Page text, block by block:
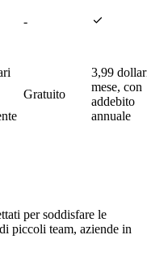
- 
Gratuito
3,99
mese, con
addebito
annuale
per soddisfare le
piccoli team, aziende in